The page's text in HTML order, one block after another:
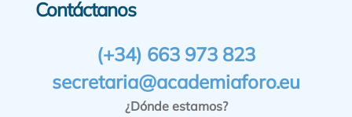
Contáctanos
(+34) 663 973 823
secretaria@academiaforo.eu
¿Dónde estamos?